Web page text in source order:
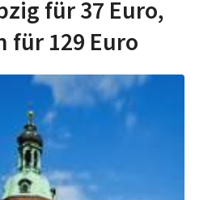
für 37 Euro,
für 129 Euro